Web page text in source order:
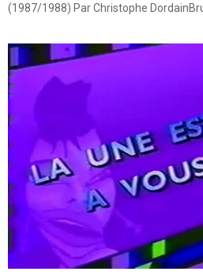
(1987/1988) Par Christophe